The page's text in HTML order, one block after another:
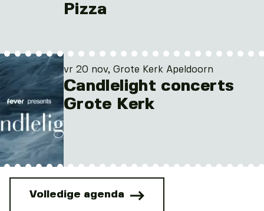
Pizza
vr 20 nov, Grote Kerk Apeldoorn
Candlelight concerts
Grote Kerk
Volledige agenda